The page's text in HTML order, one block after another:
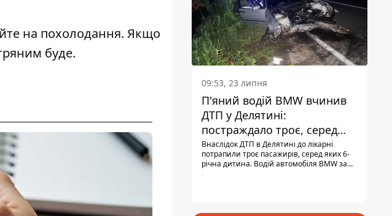
на похолодання. Якщо
буде.
09:53, 23 липня
П'яний водій BMW вчинив
ДТП у Делятині:
постраждало троє, серед
них - дитина
Внаслідок ДТП в Делятині до лікарні
потрапили троє пасажирів, серед яких 6-
річна дитина. Водій автомобіля BMW за